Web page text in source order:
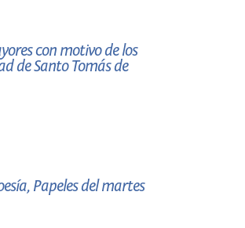
con motivo de los
de Santo Tomás de
Papeles del martes